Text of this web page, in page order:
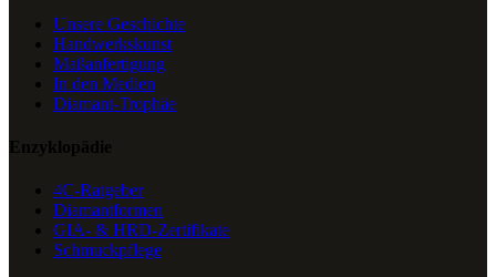
Unsere Geschichte
Handwerkskunst
Maßanfertigung
In den Medien
Diamant-Trophäe
Enzyklopädie
4C-Ratgeber
Diamantformen
GIA- & HRD-Zertifikate
Schmuckpflege